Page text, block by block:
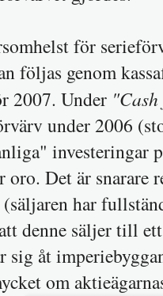
för
följas genom
2007. Under
under 2006
investeringar
oro. Det är
har
denne säljer till
sig åt
om